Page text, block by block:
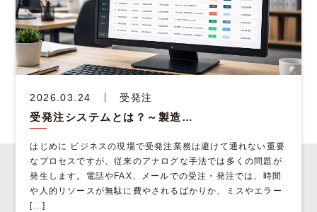
2026.03.24 受発注
受発注システムとは？～製造業・卸売業・商社に最適な導入方法と解決策
はじめに ビジネスの現場で受発注業務は避けて通れない重要
なプロセスですが、従来のアナログな手法では多くの問題が
発生します。電話やFAX、メールでの受注・発注では、時間
や人的リソースが無駄に費やされるばかりか、ミスやエラー
[…]